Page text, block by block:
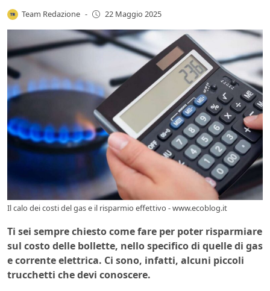
Team Redazione - 22 Maggio 2025
Il calo dei costi del gas e il risparmio effettivo - www.ecoblog.it
Ti sei sempre chiesto come fare per poter risparmiare
sul costo delle bollette, nello specifico di quelle di gas
e corrente elettrica. Ci sono, infatti, alcuni piccoli
trucchetti che devi conoscere.